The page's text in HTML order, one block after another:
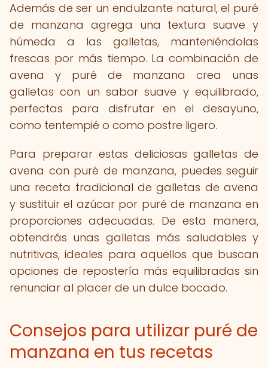
Además de ser un endulzante natural, el puré
de manzana agrega una textura suave y
húmeda a las galletas, manteniéndolas
frescas por más tiempo. La combinación de
avena y puré de manzana crea unas
galletas con un sabor suave y equilibrado,
perfectas para disfrutar en el desayuno,
como tentempié o como postre ligero.
Para preparar estas deliciosas galletas de
avena con puré de manzana, puedes seguir
una receta tradicional de galletas de avena
y sustituir el azúcar por puré de manzana en
proporciones adecuadas. De esta manera,
obtendrás unas galletas más saludables y
nutritivas, ideales para aquellos que buscan
opciones de repostería más equilibradas sin
renunciar al placer de un dulce bocado.
Consejos para utilizar puré de
manzana en tus recetas